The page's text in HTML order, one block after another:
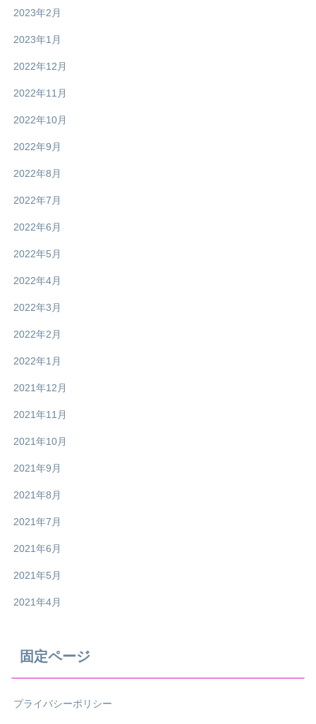
2023年2月
2023年1月
2022年12月
2022年11月
2022年10月
2022年9月
2022年8月
2022年7月
2022年6月
2022年5月
2022年4月
2022年3月
2022年2月
2022年1月
2021年12月
2021年11月
2021年10月
2021年9月
2021年8月
2021年7月
2021年6月
2021年5月
2021年4月
固定ページ
プライバシーポリシー